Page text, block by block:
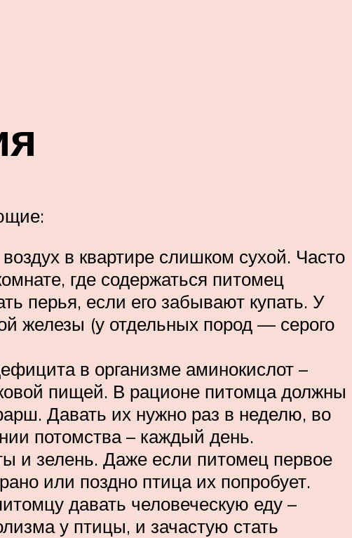
в квартире слишком сухой. Часто
где содержаться питомец
перья, если его забывают купать. У
железы (у отдельных пород — серого
в организме аминокислот –
пищей. В рационе питомца должны
Давать их нужно раз в неделю, во
потомства – каждый день.
и зелень. Даже если питомец первое
или поздно птица их попробует.
давать человеческую еду –
у птицы, и зачастую стать